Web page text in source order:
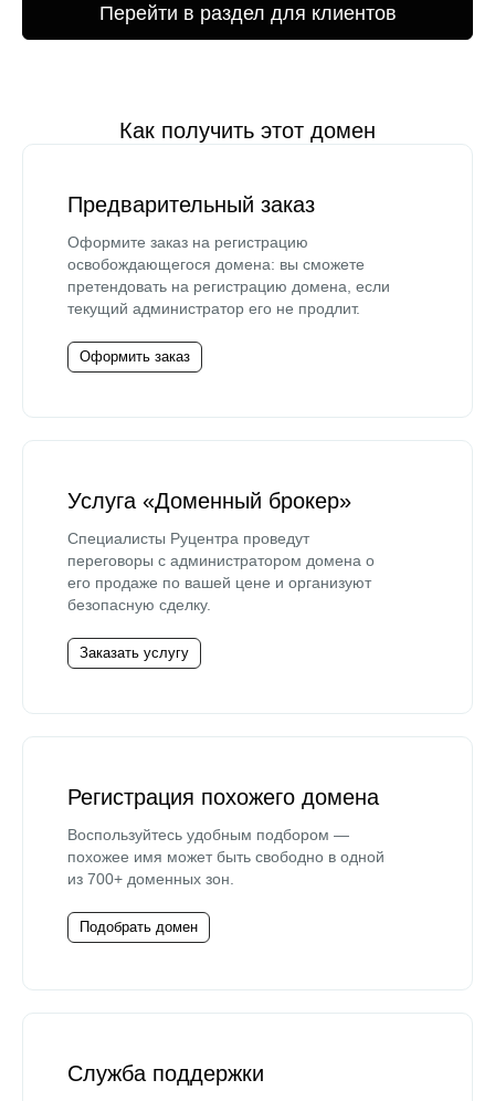
Перейти в раздел для клиентов
Как получить этот домен
Предварительный заказ
Оформите заказ на регистрацию
освобождающегося домена: вы сможете
претендовать на регистрацию домена, если
текущий администратор его не продлит.
Оформить заказ
Услуга «Доменный брокер»
Специалисты Руцентра проведут
переговоры с администратором домена о
его продаже по вашей цене и организуют
безопасную сделку.
Заказать услугу
Регистрация похожего домена
Воспользуйтесь удобным подбором —
похожее имя может быть свободно в одной
из 700+ доменных зон.
Подобрать домен
Служба поддержки